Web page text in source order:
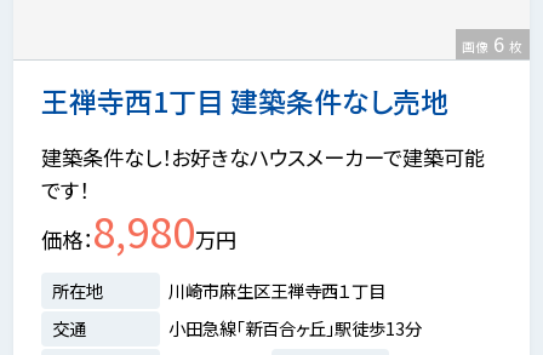
王禅寺西1丁目 建築条件なし売地
画像 6 枚
建築条件なし！お好きなハウスメーカーで建築可能
です！
価格 8,980万円
所在地
川崎市麻生区王禅寺西１丁目
交通
小田急線「新百合ヶ丘」駅徒歩13分